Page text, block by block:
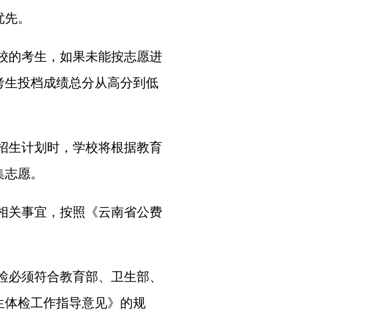
。
的考生，如果未能按志愿进
投档成绩总分从高分到低
生计划时，学校将根据教育
愿。
关事宜，按照《云南省公费
须符合教育部、卫生部、
检工作指导意见》的规